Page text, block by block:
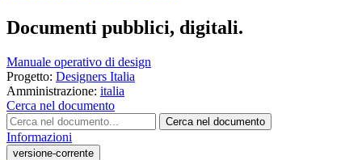
Documenti pubblici, digitali.
Manuale operativo di design
Progetto: Designers Italia
Amministrazione: italia
Cerca nel documento
Cerca nel documento
Informazioni
versione-corrente